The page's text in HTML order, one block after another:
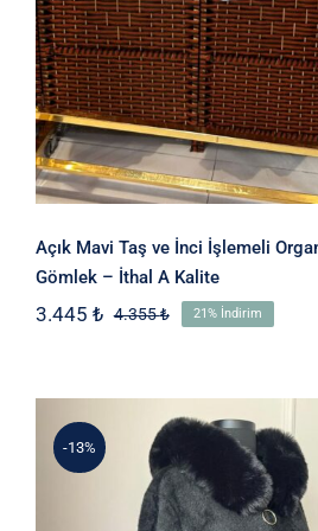
Açık Mavi Taş ve İnci İşlemeli
Gömlek – İthal A Kalite
4.355₺Orijinal
3.445 ₺
Şu
3.445 ₺.
21% İndirim
-13%